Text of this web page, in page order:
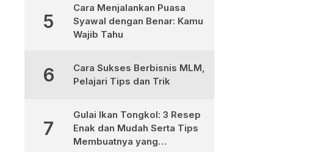
5
Cara Menjalankan Puasa
Syawal dengan Benar: Kamu
Wajib Tahu
6
Cara Sukses Berbisnis MLM,
Pelajari Tips dan Trik
7
Gulai Ikan Tongkol: 3 Resep
Enak dan Mudah Serta Tips
Membuatnya yang